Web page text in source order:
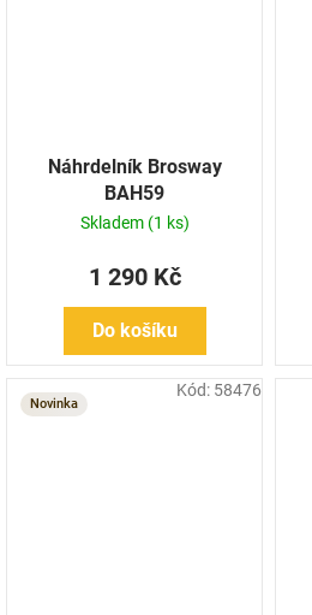
Náhrdelník Brosway
BAH59
Skladem (1 ks)
1 290 Kč
Do košíku
Novinka
Kód: 58476